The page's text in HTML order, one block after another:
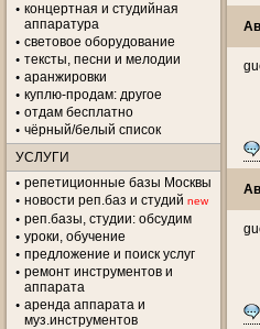
концертная и студийная
аппаратура
световое оборудование
тексты, песни и мелодии
аранжировки
куплю-продам: другое
отдам бесплатно
чёрный/белый список
УСЛУГИ
репетиционные базы Москвы
новости реп.баз и студий new
реп.базы, студии: обсудим
уроки, обучение
предложение и поиск услуг
ремонт инструментов и
аппарата
аренда аппарата и
муз.инструментов